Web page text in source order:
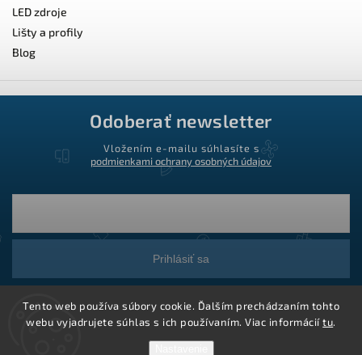
Tento web používa súbory cookie. Ďalším prechádzaním tohto
webu vyjadrujete súhlas s ich používaním. Viac informáciítu.
LED zdroje
Lišty a profily
Blog
Odoberať newsletter
Vložením e-mailu súhlasíte s
podmienkami ochrany osobných údajov
Prihlásiť sa